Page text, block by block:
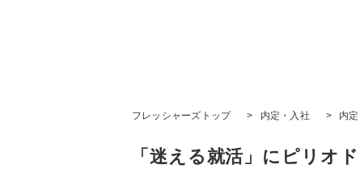
フレッシャーズトップ > 内定・入社 > 内
「迷える就活」にピリオ